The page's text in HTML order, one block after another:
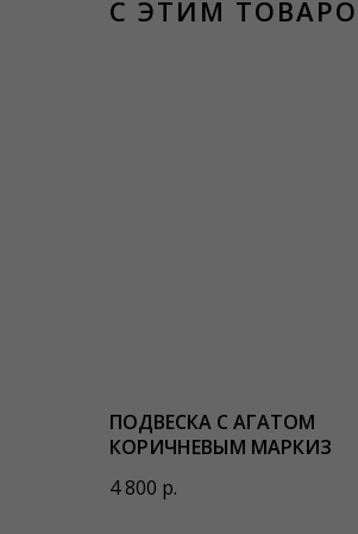
С ЭТИМ
ПОДВЕСКА С АГАТОМ
КОРИЧНЕВЫМ МАРКИЗ
4 800 р.